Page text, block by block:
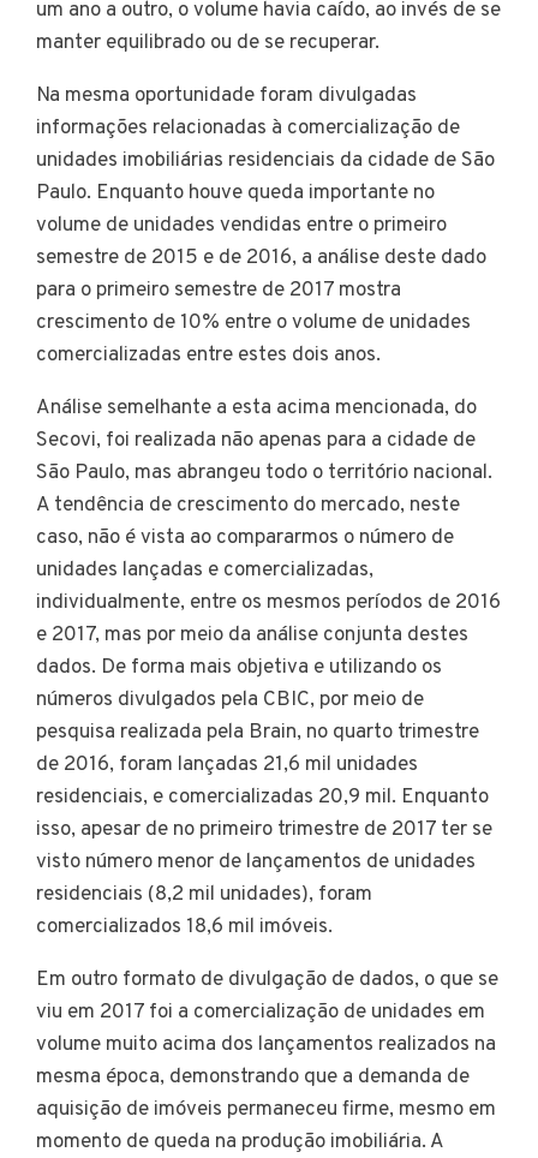
um ano a outro, o volume havia caído, ao invés de se
manter equilibrado ou de se recuperar.
Na mesma oportunidade foram divulgadas
informações relacionadas à comercialização de
unidades imobiliárias residenciais da cidade de São
Paulo. Enquanto houve queda importante no
volume de unidades vendidas entre o primeiro
semestre de 2015 e de 2016, a análise deste dado
para o primeiro semestre de 2017 mostra
crescimento de 10% entre o volume de unidades
comercializadas entre estes dois anos.
Análise semelhante a esta acima mencionada, do
Secovi, foi realizada não apenas para a cidade de
São Paulo, mas abrangeu todo o território nacional.
A tendência de crescimento do mercado, neste
caso, não é vista ao compararmos o número de
unidades lançadas e comercializadas,
individualmente, entre os mesmos períodos de 2016
e 2017, mas por meio da análise conjunta destes
dados. De forma mais objetiva e utilizando os
números divulgados pela CBIC, por meio de
pesquisa realizada pela Brain, no quarto trimestre
de 2016, foram lançadas 21,6 mil unidades
residenciais, e comercializadas 20,9 mil. Enquanto
isso, apesar de no primeiro trimestre de 2017 ter se
visto número menor de lançamentos de unidades
residenciais (8,2 mil unidades), foram
comercializados 18,6 mil imóveis.
Em outro formato de divulgação de dados, o que se
viu em 2017 foi a comercialização de unidades em
volume muito acima dos lançamentos realizados na
mesma época, demonstrando que a demanda de
aquisição de imóveis permaneceu firme, mesmo em
momento de queda na produção imobiliária. A